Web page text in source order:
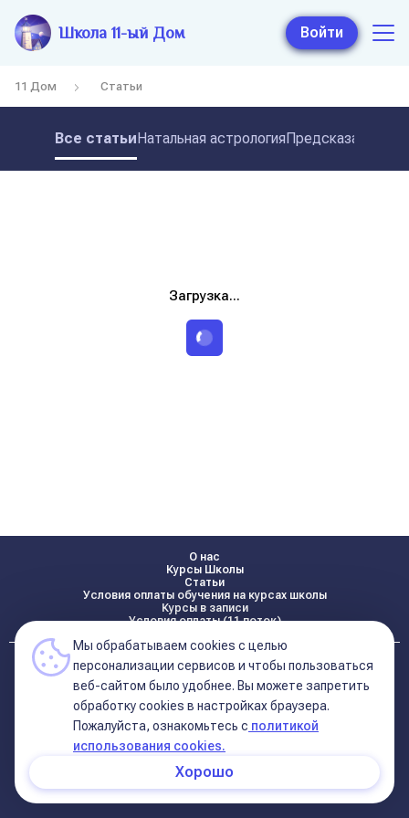
Школа 11-ый Дом Войти
11 Дом Статьи
Все статьиНатальная астрология
Загрузка...
О нас
Курсы Школы
Статьи
Условия оплаты обучения на курсах школы
Курсы в записи
Условия оплаты (11 поток)
Реквизиты
Контакты
Политика конфиденциальности
Договор оферта (соглашение)
+7 495 681 02 96
11-ый Дом© 2026 Школа Астрологии
Катерины Дятловой 11-ый Дом
Мы обрабатываем cookies с целью
персонализации сервисов и чтобы пользоваться
веб-сайтом было удобнее. Вы можете запретить
обработку сookies в настройках браузера.
Пожалуйста, ознакомьтесь с политикой
использования cookies.
Хорошо